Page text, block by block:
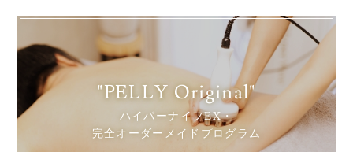
"PELLY Original"
ハイパーナイフEX・
完全オーダーメイドプログラム